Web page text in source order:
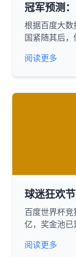
冠军预测
根据百度大
国紧随其后，
阅读更多
球迷狂欢
百度世界杯
亿，奖金池已
阅读更多